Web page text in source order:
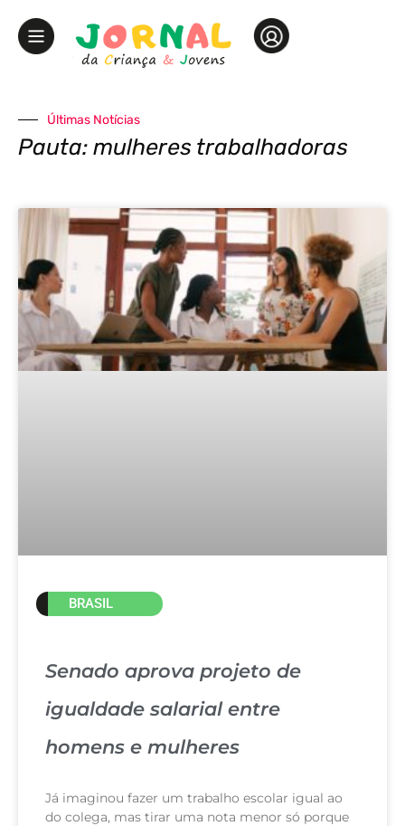
Últimas Notícias
Pauta: mulheres trabalhadoras
BRASIL
Senado aprova projeto de
igualdade salarial entre
homens e mulheres
Já imaginou fazer um trabalho escolar igual ao
do colega, mas tirar uma nota menor só porque